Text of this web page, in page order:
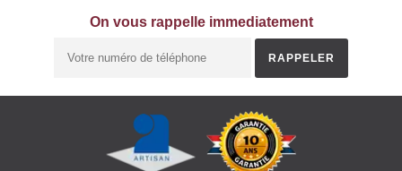
On vous rappelle immediatement